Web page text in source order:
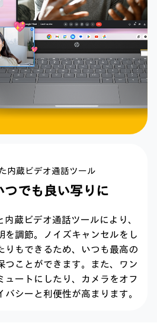
内蔵ビデオ通話ツール
つでも良い写りに
蔵ビデオ通話ツールにより、
調節。
ノイズキャンセルをし
りもできるため、いつも最高の
つことができます。
また、ワン
ートにしたり、
カメラをオフ
バシーと 利便性が高まります。